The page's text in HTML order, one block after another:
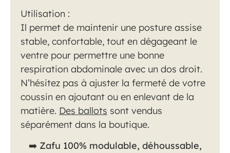
Utilisation :
Il permet de maintenir une posture assise
stable, confortable, tout en dégageant le
ventre pour permettre une bonne
respiration abdominale avec un dos droit.
N’hésitez pas à ajuster la fermeté de votre
coussin en ajoutant ou en enlevant de la
matière. Des ballots sont vendus
séparément dans la boutique.
➡️Zafu 100% modulable, déhoussable,